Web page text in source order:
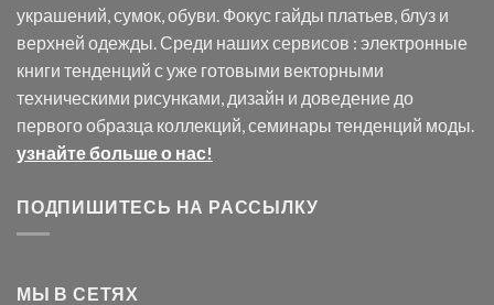
украшений, сумок, обуви. Фокус гайды платьев, блуз и
верхней одежды. Среди наших сервисов : электронные
книги тенденций с уже готовыми векторными
техническими рисунками, дизайн и доведение до
первого образца коллекций, семинары тенденций моды.
узнайте больше о нас!
ПОДПИШИТЕСЬ НА РАССЫЛКУ
МЫ В СЕТЯХ